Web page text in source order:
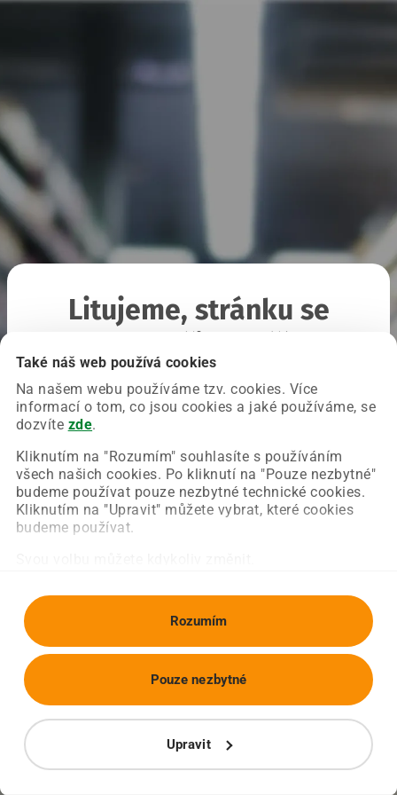
Také náš web používá cookies
Na našem webu používáme tzv. cookies. Více
informací o tom, co jsou cookies a jaké používáme, se
dozvíte zde.
Kliknutím na "Rozumím" souhlasíte s používáním
všech našich cookies. Po kliknutí na "Pouze nezbytné"
budeme používat pouze nezbytné technické cookies.
Kliknutím na "Upravit" můžete vybrat, které cookies
budeme používat.
Rozumím
Upravit
Pouze nezbytné
Litujeme, stránku se
Chyba nastala na naší straně a už ji opravujeme.
Zkuste prosím znovu načíst požadovanou stránku.
Obnovit stránku Úvodní strana